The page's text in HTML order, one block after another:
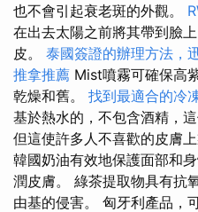
也不會引起衰老斑的外觀。
在出去太陽之前將其帶到臉
皮。 泰國簽證的辦理方法，
推拿推薦 Mist噴霧可確保高
乾燥和舊。 找到最適合的冷
基於熱水的，不包含酒精，
但這使許多人不喜歡的皮膚
韓國奶油有效地保護面部和
潤皮膚。 綠茶提取物具有抗
由基的侵害。 匈牙利產品，